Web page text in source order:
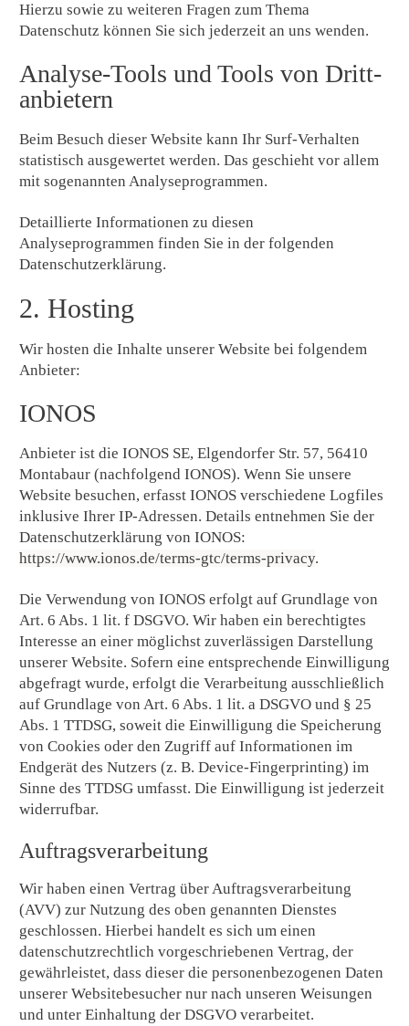
Hierzu sowie zu weiteren Fragen zum Thema
Datenschutz können Sie sich jederzeit an uns wenden.
Analyse-Tools und Tools von Dritt­
anbietern
Beim Besuch dieser Website kann Ihr Surf-Verhalten
statistisch ausgewertet werden. Das geschieht vor allem
mit sogenannten Analyseprogrammen.
Detaillierte Informationen zu diesen
Analyseprogrammen finden Sie in der folgenden
Datenschutzerklärung.
2. Hosting
Wir hosten die Inhalte unserer Website bei folgendem
Anbieter:
IONOS
Anbieter ist die IONOS SE, Elgendorfer Str. 57, 56410
Montabaur (nachfolgend IONOS). Wenn Sie unsere
Website besuchen, erfasst IONOS verschiedene Logfiles
inklusive Ihrer IP-Adressen. Details entnehmen Sie der
Datenschutzerklärung von IONOS:
https://www.ionos.de/terms-gtc/terms-privacy.
Die Verwendung von IONOS erfolgt auf Grundlage von
Art. 6 Abs. 1 lit. f DSGVO. Wir haben ein berechtigtes
Interesse an einer möglichst zuverlässigen Darstellung
unserer Website. Sofern eine entsprechende Einwilligung
abgefragt wurde, erfolgt die Verarbeitung ausschließlich
auf Grundlage von Art. 6 Abs. 1 lit. a DSGVO und § 25
Abs. 1 TTDSG, soweit die Einwilligung die Speicherung
von Cookies oder den Zugriff auf Informationen im
Endgerät des Nutzers (z. B. Device-Fingerprinting) im
Sinne des TTDSG umfasst. Die Einwilligung ist jederzeit
widerrufbar.
Auftragsverarbeitung
Wir haben einen Vertrag über Auftragsverarbeitung
(AVV) zur Nutzung des oben genannten Dienstes
geschlossen. Hierbei handelt es sich um einen
datenschutzrechtlich vorgeschriebenen Vertrag, der
gewährleistet, dass dieser die personenbezogenen Daten
unserer Websitebesucher nur nach unseren Weisungen
und unter Einhaltung der DSGVO verarbeitet.